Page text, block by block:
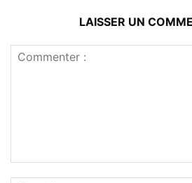
LAISSER UN